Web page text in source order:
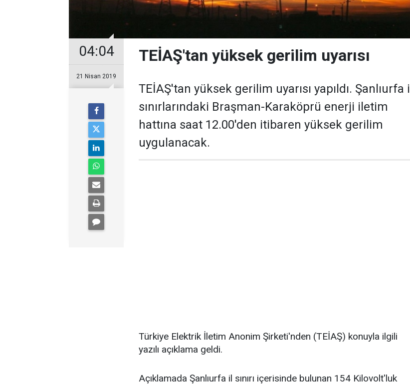
04:04
21 Nisan 2019
TEİAŞ'tan yüksek gerilim uyarısı
TEİAŞ'tan yüksek gerilim uyarısı yapıldı. Şanlıurfa il
sınırlarındaki Braşman-Karaköprü enerji iletim
hattına saat 12.00'den itibaren yüksek gerilim
uygulanacak.
Türkiye Elektrik İletim Anonim Şirketi'nden (TEİAŞ) konuyla ilgili
yazılı açıklama geldi.
Açıklamada Şanlıurfa il sınırı içerisinde bulunan 154 Kilovolt'luk